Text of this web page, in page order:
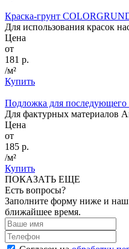
Краска-грунт
Для использования красок
Цена
от
181 р.
/м²
Купить
Подложка для
Для фактурных материалов
Цена
от
185 р.
/м²
Купить
ПОКАЗАТЬ ЕЩЕ
Есть вопросы?
Заполните форму ниже и наш
ближайшее время.